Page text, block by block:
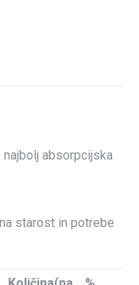
absorpcijska
starost in potrebe